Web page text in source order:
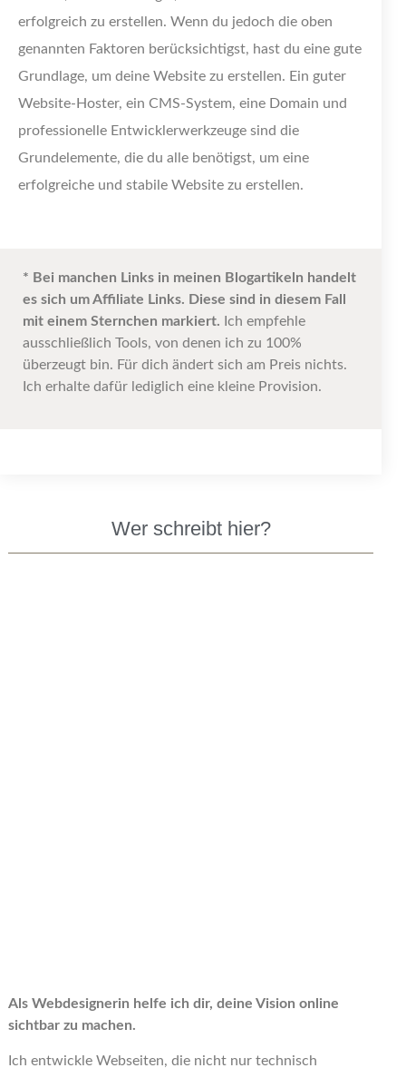
erfolgreich zu erstellen. Wenn du jedoch die oben
genannten Faktoren berücksichtigst, hast du eine gute
Grundlage, um deine Website zu erstellen. Ein guter
Website-Hoster, ein CMS-System, eine Domain und
professionelle Entwicklerwerkzeuge sind die
Grundelemente, die du alle benötigst, um eine
erfolgreiche und stabile Website zu erstellen.
* Bei manchen Links in meinen Blogartikeln handelt
es sich um Affiliate Links. Diese sind in diesem Fall
mit einem Sternchen markiert. Ich empfehle
ausschließlich Tools, von denen ich zu 100%
überzeugt bin. Für dich ändert sich am Preis nichts.
Ich erhalte dafür lediglich eine kleine Provision.
Wer schreibt hier?
Als Webdesignerin helfe ich dir, deine Vision online
sichtbar zu machen.
Ich entwickle Webseiten, die nicht nur technisch